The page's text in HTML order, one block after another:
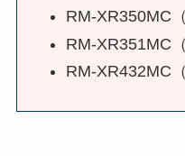
RM-XR350MC
RM-XR351MC
RM-XR432MC